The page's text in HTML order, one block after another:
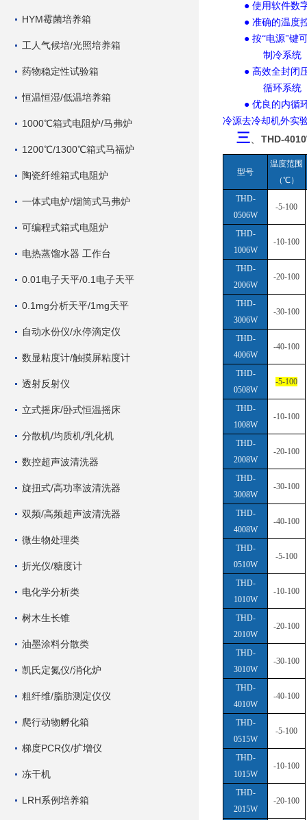
HYM霉菌培养箱
工人气候培/光照培养箱
药物稳定性试验箱
恒温恒湿/低温培养箱
1000℃箱式电阻炉/马弗炉
1200℃/1300℃箱式马福炉
陶瓷纤维箱式电阻炉
一体式电炉/烟筒式马弗炉
可编程式箱式电阻炉
电热蒸馏水器 工作台
0.01电子天平/0.1电子天平
0.1mg分析天平/1mg天平
自动水份仪/永停滴定仪
数显粘度计/触摸屏粘度计
透射反射仪
立式摇床/卧式恒温摇床
分散机/均质机/乳化机
数控超声波清洗器
旋扭式/高功率波清洗器
双频/高频超声波清洗器
微生物处理类
折光仪/糖度计
电化学分析类
树木生长锥
油墨涂料分散类
凯氏定氮仪/消化炉
粗纤维/脂肪测定仪仪
爬行动物孵化箱
梯度PCR仪/扩增仪
冻干机
LRH系例培养箱
● 使用软件数
● 准确的温度
● 按“电源"键
制冷系统
● 高效全封闭
循环系统
● 优良的内循
冷源去冷却机外实
三 THD-
型号
温度范围
（℃）
THD-
0506W
-5-100
THD-
1006W
-10-100
THD-
2006W
-20-100
THD-
3006W
-30-100
THD-
4006W
-40-100
THD-
0508W
-5-100
THD-
1008W
-10-100
THD-
2008W
-20-100
THD-
3008W
-30-100
THD-
4008W
-40-100
THD-
0510W
-5-100
THD-
1010W
-10-100
THD-
2010W
-20-100
THD-
3010W
-30-100
THD-
4010W
-40-100
THD-
0515W
-5-100
THD-
1015W
-10-100
THD-
2015W
-20-100